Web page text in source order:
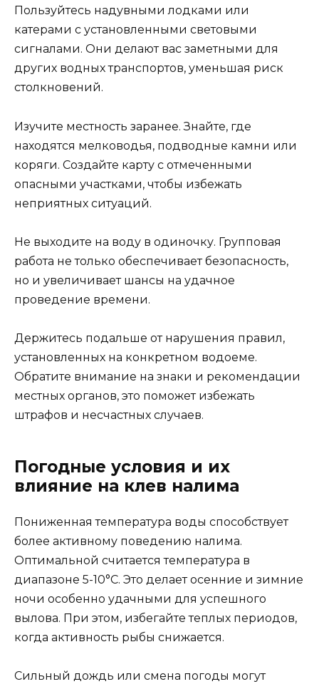
Пользуйтесь надувными лодками или
катерами с установленными световыми
сигналами. Они делают вас заметными для
других водных транспортов, уменьшая риск
столкновений.
Изучите местность заранее. Знайте, где
находятся мелководья, подводные камни или
коряги. Создайте карту с отмеченными
опасными участками, чтобы избежать
неприятных ситуаций.
Не выходите на воду в одиночку. Групповая
работа не только обеспечивает безопасность,
но и увеличивает шансы на удачное
проведение времени.
Держитесь подальше от нарушения правил,
установленных на конкретном водоеме.
Обратите внимание на знаки и рекомендации
местных органов, это поможет избежать
штрафов и несчастных случаев.
Погодные условия и их
влияние на клев налима
Пониженная температура воды способствует
более активному поведению налима.
Оптимальной считается температура в
диапазоне 5-10°C. Это делает осенние и зимние
ночи особенно удачными для успешного
вылова. При этом, избегайте теплых периодов,
когда активность рыбы снижается.
Сильный дождь или смена погоды могут